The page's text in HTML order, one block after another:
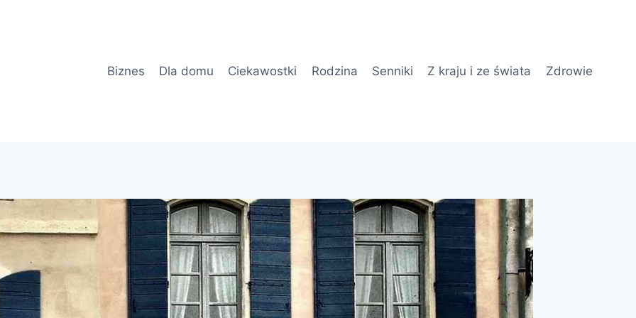
Biznes
Dla domu Ciekawostki Rodzina Senniki Z kraju i ze świata Zdrowie